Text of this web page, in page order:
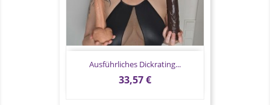
Ausführliches Dickrating...
Preis
33,57 €